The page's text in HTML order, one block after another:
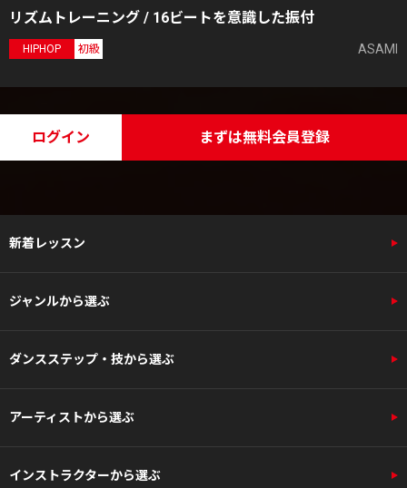
リズムトレーニング / 16ビートを意識した振付
HIPHOP 初級 ASAMI
ログイン まずは無料会員登録
新着レッスン
ジャンルから選ぶ
ダンスステップ・技から選ぶ
アーティストから選ぶ
インストラクターから選ぶ